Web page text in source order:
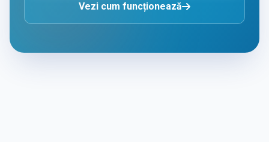
Vezi cum funcționează